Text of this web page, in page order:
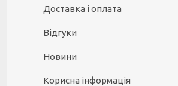
Доставка і оплата
Відгуки
Новини
Корисна інформація